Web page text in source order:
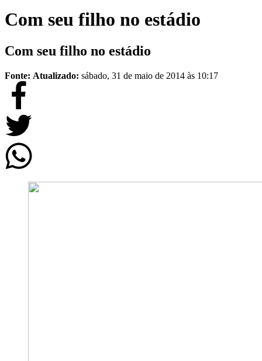
Com seu filho no estádio
Com seu filho no estádio
Fonte: Atualizado: sábado, 31 de maio de 2014 às 10:17